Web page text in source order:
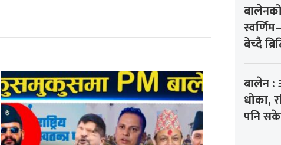
बेच्दै
बालेन :
धोका,
पनि